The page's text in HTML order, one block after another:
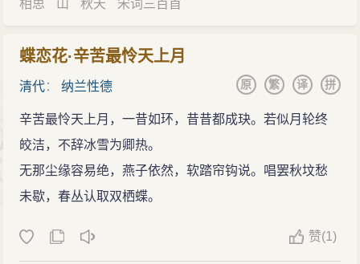
相思 山 秋天 宋词三百首
蝶恋花·辛苦最怜天上月
清代：纳兰性德 拼
译
繁
原
辛苦最怜天上月，一昔如环，昔昔都成玦。若似月轮终
皎洁，不辞冰雪为卿热。
无那尘缘容易绝，燕子依然，软踏帘钩说。唱罢秋坟愁
未歇，春丛认取双栖蝶。
赞(1)